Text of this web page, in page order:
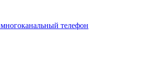
многоканальный телефон